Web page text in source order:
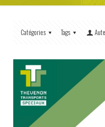
Catégories Tags